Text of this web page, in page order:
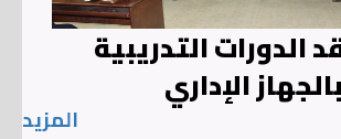
التدريبية
الإداري
المزيد